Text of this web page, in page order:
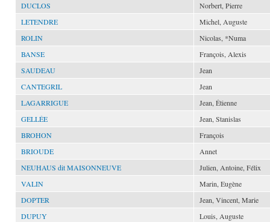
DUCLOS
Norbert, Pierre
LETENDRE
Michel, Auguste
ROLIN
Nicolas, *Numa
BANSE
François, Alexis
SAUDEAU
Jean
CANTEGRIL
Jean
LAGARRIGUE
Jean, Étienne
GELLÉE
Jean, Stanislas
BROHON
François
BRIOUDE
Annet
NEUHAUS dit MAISONNEUVE
Julien, Antoine, Félix
VALIN
Marin, Eugène
DOPTER
Jean, Vincent, Marie
DUPUY
Louis, Auguste